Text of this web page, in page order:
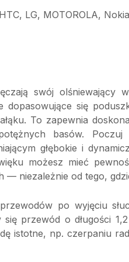
LG, MOTOROLA,
swój olśniewający
dopasowujące się
To zapewnia
basów.
głębokie i
możesz mieć
niezależnie od tego,
po wyjęciu
się przewód o długości
istotne, np. czerpaniu